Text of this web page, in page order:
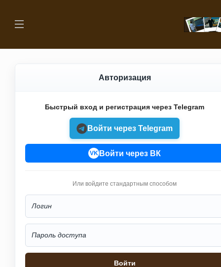
Авторизация
Быстрый вход и регистрация через Telegram
Войти через Telegram
VK Войти через ВК
Или войдите стандартным способом